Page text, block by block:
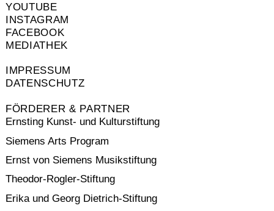
YOUTUBE
INSTAGRAM
FACEBOOK
MEDIATHEK
IMPRESSUM
DATENSCHUTZ
FÖRDERER & PARTNER
Ernsting Kunst- und Kulturstiftung
Siemens Arts Program
Ernst von Siemens Musikstiftung
Theodor-Rogler-Stiftung
Erika und Georg Dietrich-Stiftung